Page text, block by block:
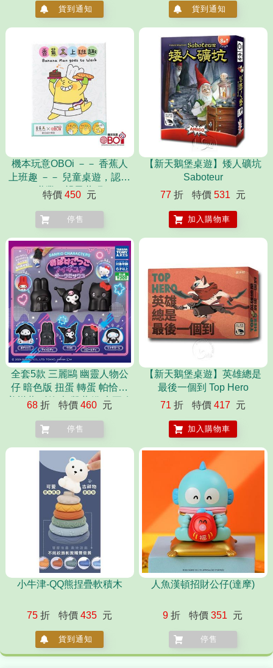
貨到通知 貨到通知
機本玩意OBOi －－ 香蕉人
上班趣 －－ 兒童桌遊，認識
職業、親子共玩
特價 450 元
停售
【新天鵝堡桌遊】矮人礦坑
Saboteur
77 折 特價 531 元
加入購物車
全套5款 三麗鷗 幽靈人物公
仔 暗色版 扭蛋 轉蛋 帕恰狗
美樂蒂 酷洛米 凱蒂貓 大耳狗
68 折 特價 460 元
停售
【新天鵝堡桌遊】英雄總是
最後一個到 Top Hero
71 折 特價 417 元
加入購物車
小牛津-QQ熊捏疊軟積木
75 折 特價 435 元
貨到通知
人魚漢頓招財公仔(達摩)
9 折 特價 351 元
停售